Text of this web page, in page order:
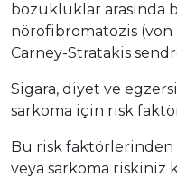
bozukluklar arasında
nörofibromatozis (von
Carney-Stratakis
Sigara, diyet ve
sarkoma için risk
Bu risk
veya sarkoma riskiniz